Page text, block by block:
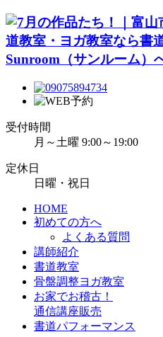
受付時間
月～土曜 9:00～19:00
定休日
日曜・祝日
HOME
初めての方へ
よくある質問
講師紹介
書道教室
骨盤調整ヨガ教室
お家でお稽古！
通信講座販売
書道パフォーマンス